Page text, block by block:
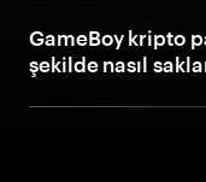
GameBoy kripto
şekilde nasıl